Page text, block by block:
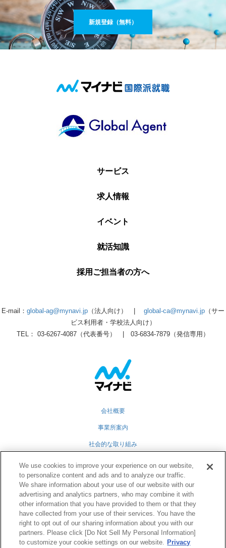
新規登録（無料）
サービス
求人情報
イベント
就活知識
採用ご担当者の方へ
E-mail： global-ag@mynavi.jp （法人向け） | global-ca@mynavi.jp （サー
ビス利用者・学校法人向け）
TEL： 03-6267-4087（代表番号） | 03-6834-7879（発信専用）
会社概要
事業所案内
社会的な取り組み
グループ会社
個人情報保護方針
業務運営規定
TwitterFacebook
RSS
We use cookies to improve your experience on our website,
to personalize content and ads and to analyze our traffic.
We share information about your use of our website with our
advertising and analytics partners, who may combine it with
other information that you have provided to them or that they
have collected from your use of their services. You have the
right to opt out of our sharing information about you with our
partners. Please click [Do Not Sell My Personal Information]
to customize your cookie settings on our website. Privacy